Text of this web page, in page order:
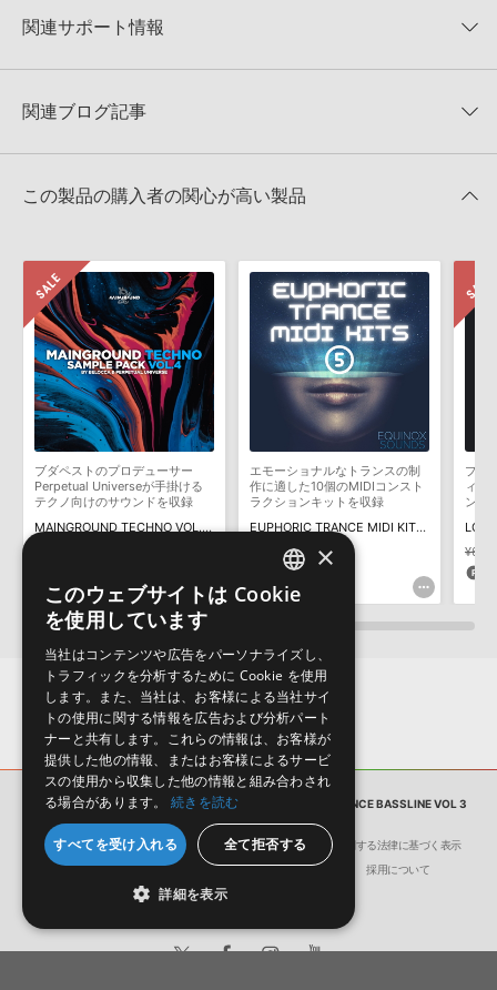
★1
0%
4GBを超えるデータに関するご注意：
FAT32でフォーマットされた
きます際には、NTFSやHFS＋でフォーマットされたHDDをご用意
いただく必要がございます。
製品の購入手続き完了後、受注確認メールとシリアルナンバーをお
ます説明に沿って、製品のダウンロード／導入を行って下さい。
わせなどはテクニカルサポート
までご連絡ください。
デモソングは、製品収録サウンドを使ってできることを紹介するた
めのデモンストレーション用の楽曲です。原則として、デモソング
そのものをお使いいただくことはできません。また、デモソングを
構成する全てのサウンドが、サンプルパックに含まれていることを
保証するものではありません。
ダウンロード製品という性質上、一切の返品・返金はお受け付け致
しかねます。
PRODUCER TOOL / ELECTRO DANCE BASSLINE VOL 3のサポー
関連サポート情報
2022.06.06
おります。ご覧頂くには、該当する製品をご購入頂く必要がございます。
ト情報
関連ブログ記事
Twitter 限定「オーケストラ系」ミニ楽曲投稿コンテストの結果
発表です！
2018年01月26日 14:14
この製品の購入者の関心が高い製品
ブダペストのプロデューサー
Perpetual Universeが手掛ける
テクノ向けのサウンドを収録
MAINGROUND TECHNO VOL. 4 BY BELOCCA & PERPETUAL
エモーショナルなトランスの制
作に適した10個のMIDIコンスト
ラクションキットを収録
EUPHORIC TRANCE MIDI KITS 5
¥2,915
145pt
プロ
ィッ
ンド
サンプルパック PRODUCER TOOL / ELECTRO DANCE BASSLINE VOL 3
会社概要 環境保護（CSR）への取り組み
特定商取引に関する法律に基づく表示
サイト動作環境
利用規約 個人情報の保護について 採用について
ENGLISH
×
このウェブサイトは Cookie
を使用しています
当社はコンテンツや広告をパーソナライズし、
トラフィックを分析するために Cookie を使用
します。また、当社は、お客様による当社サイ
トの使用に関する情報を広告および分析パート
ナーと共有します。これらの情報は、お客様が
提供した他の情報、またはお客様によるサービ
スの使用から収集した他の情報と組み合わされ
る場合があります。
続きを読む
すべてを受け入れる 全て拒否する
詳細を表示